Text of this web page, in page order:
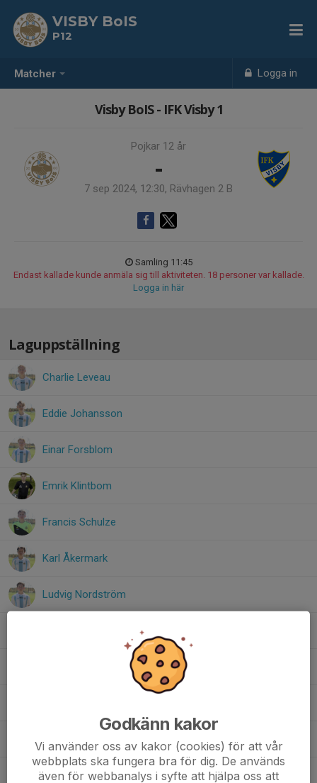
Matcher Logga in
VISBY BoIS
P12
Visby BoIS - IFK Visby 1
Pojkar 12 år
-
7 sep 2024, 12:30, Rävhagen 2 B
Samling 11:45
Endast kallade kunde anmäla sig till aktiviteten. 18 personer var kallade.
Logga in här
Laguppställning
Charlie Leveau
Eddie Johansson
Einar Forsblom
Emrik Klintbom
Francis Schulze
Karl Åkermark
Ludvig Nordström
Olle Dahlgren
Sixten Swahn
Godkänn kakor
Vi använder oss av kakor (cookies) för att vår
webbplats ska fungera bra för dig. De används
även för webbanalys i syfte att hjälpa oss att